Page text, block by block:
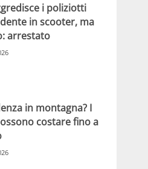
i poliziotti
in scooter, ma
arrestato
in montagna? I
costare fino a